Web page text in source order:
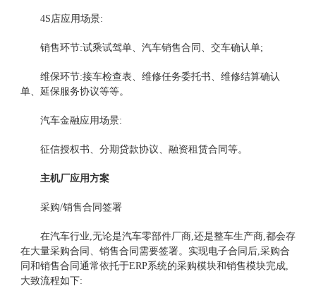
4S店应用场景:
销售环节:试乘试驾单、汽车销售合同、交车确认单;
维保环节:接车检查表、维修任务委托书、维修结算确认
单、延保服务协议等等。
汽车金融应用场景:
征信授权书、分期贷款协议、融资租赁合同等。
主机厂应用方案
采购/销售合同签署
在汽车行业,无论是汽车零部件厂商,还是整车生产商,都会存
在大量采购合同、销售合同需要签署。实现电子合同后,采购合
同和销售合同通常依托于ERP系统的采购模块和销售模块完成,
大致流程如下: